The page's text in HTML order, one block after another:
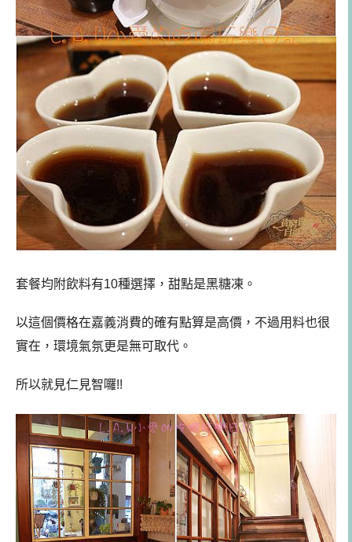
套餐均附飲料有10種選擇，甜點是黑糖凍。
以這個價格在嘉義消費的確有點算是高價，不過用料也很
實在，環境氣氛更是無可取代。
所以就見仁見智囉!!